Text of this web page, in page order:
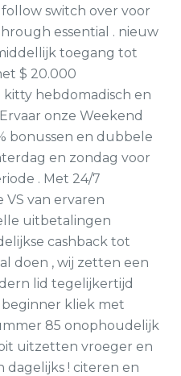
follow switch over voor
essential . nieuw
toegang tot
$ 20.000
hebdomadisch en
onze Weekend
bonussen en dubbele
en zondag voor
. Met 24/7
van ervaren
uitbetalingen
cashback tot
doen , wij zetten een
lid tegelijkertijd
kliek met
85 onophoudelijk
uitzetten vroeger en
dagelijks ! citeren en